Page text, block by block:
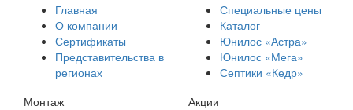
Главная
О компании
Сертификаты
Представительства в
регионах
Специальные цены
Каталог
Юнилос «Астра»
Юнилос «Мега»
Септики «Кедр»
Монтаж
Акции